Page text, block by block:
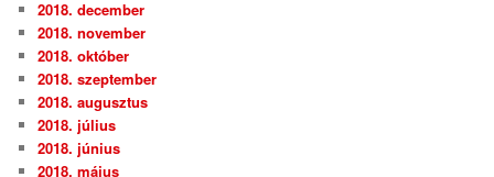
2018. december
2018. november
2018. október
2018. szeptember
2018. augusztus
2018. július
2018. június
2018. május